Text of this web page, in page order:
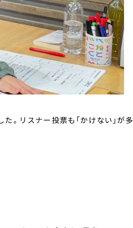
。リスナー投票も「かけない」が多